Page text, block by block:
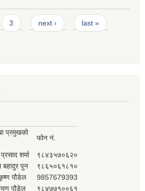
3 next › last »
प्रमुखको
फोन नं.
शर्मा
९८४३५७०६२०
बहादुर पुन
९८६५०६१८१०
पौडेल
9857679393
पौडेल
९८४७७१००६१